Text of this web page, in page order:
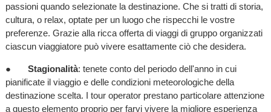
passioni quando selezionate la destinazione. Che si tratti di storia,
cultura, o relax, optate per un luogo che rispecchi le vostre
preferenze. Grazie alla ricca offerta di viaggi di gruppo organizzati
ciascun viaggiatore può vivere esattamente ciò che desidera.
● Stagionalità: tenete conto del periodo dell'anno in cui
pianificate il viaggio e delle condizioni meteorologiche della
destinazione scelta. I tour operator prestano particolare attenzione
a questo elemento proprio per farvi vivere la migliore esperienza